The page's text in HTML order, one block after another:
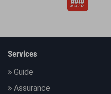
Services
Guide
Assurance